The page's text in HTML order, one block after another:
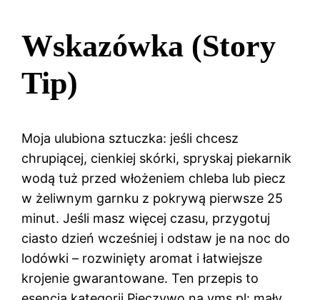
Wskazówka (Story
Tip)
Moja ulubiona sztuczka: jeśli chcesz
chrupiącej, cienkiej skórki, spryskaj piekarnik
wodą tuż przed włożeniem chleba lub piecz
w żeliwnym garnku z pokrywą pierwsze 25
minut. Jeśli masz więcej czasu, przygotuj
ciasto dzień wcześniej i odstaw je na noc do
lodówki – rozwinięty aromat i łatwiejsze
krojenie gwarantowane. Ten przepis to